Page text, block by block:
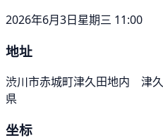
2026年6月3日星期三 11:00
地址
渋川市赤城町津久田地内 津
県
坐标